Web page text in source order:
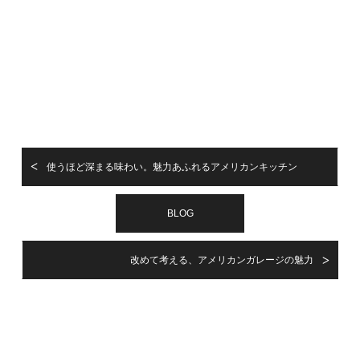
使うほど深まる味わい。魅力あふれるアメリカンキッチン
BLOG
改めて考える、アメリカンガレージの魅力